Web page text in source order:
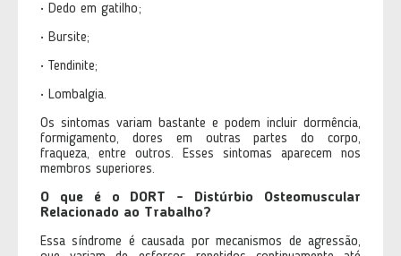
• Dedo em gatilho;
• Bursite;
• Tendinite;
• Lombalgia.
Os sintomas variam bastante e podem incluir dormência,
formigamento, dores em outras partes do corpo,
fraqueza, entre outros. Esses sintomas aparecem nos
membros superiores.
O que é o DORT - Distúrbio Osteomuscular
Relacionado ao Trabalho?
Essa síndrome é causada por mecanismos de agressão,